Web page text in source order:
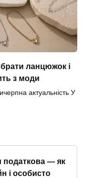
ланцюжок і
з моди
актуальність У
податкова — як
і особисто